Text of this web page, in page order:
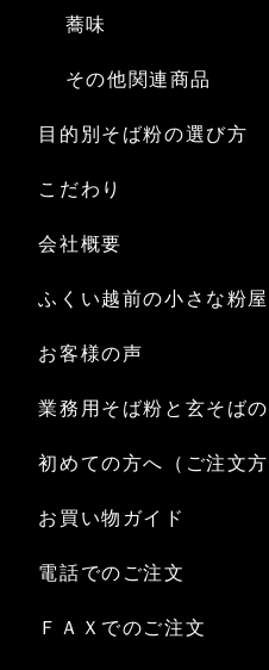
蕎味
その他関連商品
目的別そば粉の選び方
こだわり
会社概要
ふくい越前の小さな粉屋
お客様の声
業務用そば粉と玄そば
初めての方へ（ご注文方
お買い物ガイド
電話でのご注文
ＦＡＸでのご注文